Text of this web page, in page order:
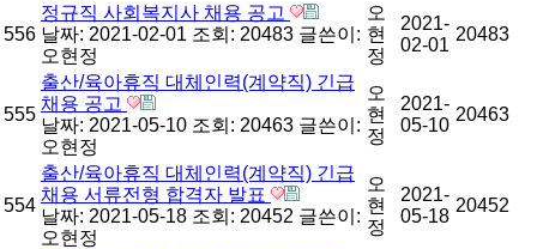
556
정규직 사회복지사 채용 공고
날짜: 2021-02-01 조회: 20483 글쓴이:
오현정
오
현
정
2021-
02-01
20483
555
출산/육아휴직 대체인력(계약직) 긴급
채용 공고
날짜: 2021-05-10 조회: 20463 글쓴이:
오현정
오
현
정
2021-
05-10
20463
554
출산/육아휴직 대체인력(계약직) 긴급
채용 서류전형 합격자 발표
날짜: 2021-05-18 조회: 20452 글쓴이:
오현정
오
현
정
2021-
05-18
20452